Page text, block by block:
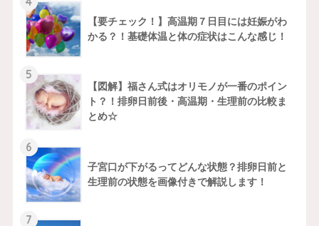
【要チェック！】高温期７日目には妊娠がわ
かる？！基礎体温と体の症状はこんな感じ！
5
【図解】福さん式はオリモノが一番のポイン
ト？！排卵日前後・高温期・生理前の比較ま
とめ☆
6
子宮口が下がるってどんな状態？排卵日前と
生理前の状態を画像付きで解説します！
7